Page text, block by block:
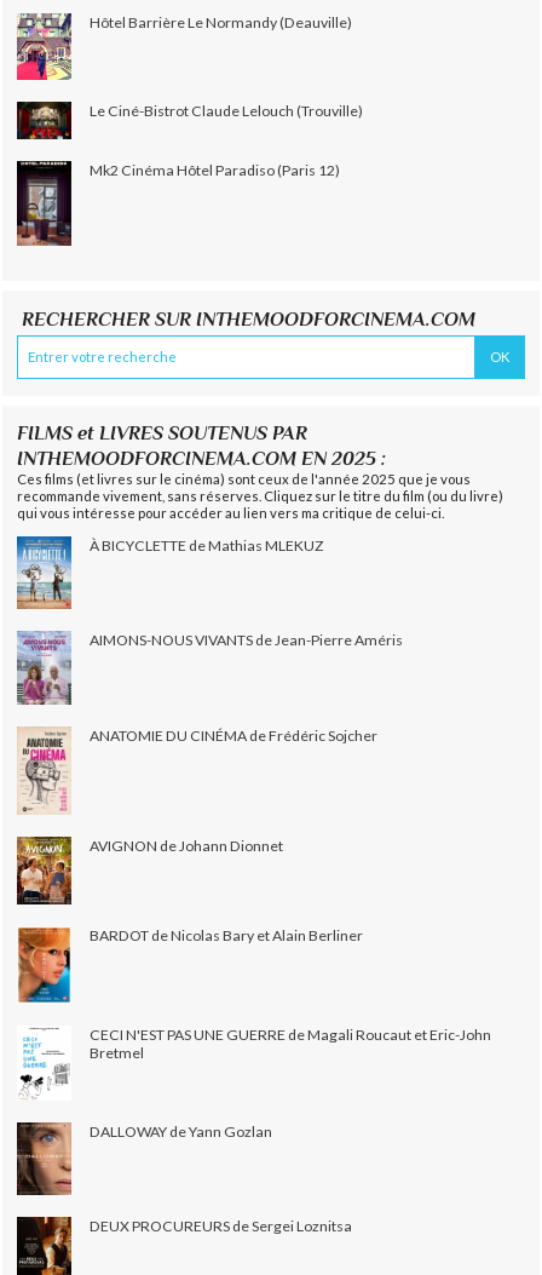
Hôtel Barrière Le Normandy (Deauville)
Le Ciné-Bistrot Claude Lelouch (Trouville)
Mk2 Cinéma Hôtel Paradiso (Paris 12)
RECHERCHER SUR INTHEMOODFORCINEMA.COM
FILMS et LIVRES SOUTENUS PAR
INTHEMOODFORCINEMA.COM EN 2025 :
Ces films (et livres sur le cinéma) sont ceux de l'année 2025 que je vous
recommande vivement, sans réserves. Cliquez sur le titre du film (ou du livre)
qui vous intéresse pour accéder au lien vers ma critique de celui-ci.
À BICYCLETTE de Mathias MLEKUZ
AIMONS-NOUS VIVANTS de Jean-Pierre Améris
ANATOMIE DU CINÉMA de Frédéric Sojcher
AVIGNON de Johann Dionnet
BARDOT de Nicolas Bary et Alain Berliner
CECI N'EST PAS UNE GUERRE de Magali Roucaut et Eric-John
Bretmel
DALLOWAY de Yann Gozlan
DEUX PROCUREURS de Sergei Loznitsa